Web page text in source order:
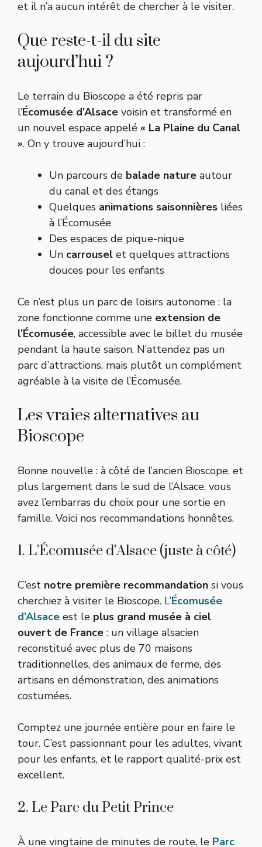
et il n’a aucun intérêt de chercher à le visiter.
Que reste-t-il du site
aujourd’hui ?
Le terrain du Bioscope a été repris par
l’Écomusée d’Alsace voisin et transformé en
un nouvel espace appelé « La Plaine du Canal
». On y trouve aujourd’hui :
Un parcours de balade nature autour
du canal et des étangs
Quelques animations saisonnières liées
à l’Écomusée
Des espaces de pique-nique
Un carrousel et quelques attractions
douces pour les enfants
Ce n’est plus un parc de loisirs autonome : la
zone fonctionne comme une extension de
l’Écomusée, accessible avec le billet du musée
pendant la haute saison. N’attendez pas un
parc d’attractions, mais plutôt un complément
agréable à la visite de l’Écomusée.
Les vraies alternatives au
Bioscope
Bonne nouvelle : à côté de l’ancien Bioscope, et
plus largement dans le sud de l’Alsace, vous
avez l’embarras du choix pour une sortie en
famille. Voici nos recommandations honnêtes.
1. L’Écomusée d’Alsace (juste à côté)
C’est notre première recommandation si vous
cherchiez à visiter le Bioscope. L’Écomusée
d’Alsace est le plus grand musée à ciel
ouvert de France : un village alsacien
reconstitué avec plus de 70 maisons
traditionnelles, des animaux de ferme, des
artisans en démonstration, des animations
costumées.
Comptez une journée entière pour en faire le
tour. C’est passionnant pour les adultes, vivant
pour les enfants, et le rapport qualité-prix est
excellent.
2. Le Parc du Petit Prince
À une vingtaine de minutes de route, le Parc